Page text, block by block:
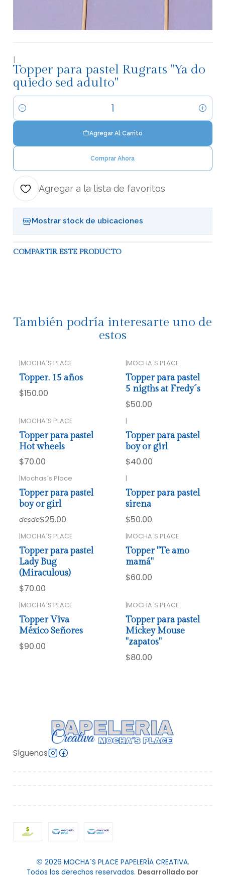
|
Topper para pastel Rugrats "Ya do
quiedo sed adulto"
Cantidad
Agregar Al Carrito
Comprar Ahora
Agregar a la lista de favoritos
Mostrar stock de ubicaciones
COMPARTIR ESTE PRODUCTO
También podría interesarte uno de
estos
|MOCHA´S PLACE
Topper. 15 años
$150.00
|MOCHA´S PLACE
Topper para pastel
5 nigths at Fredy´s
$50.00
|MOCHA´S PLACE
Topper para pastel
Hot wheels
$70.00
|
Topper para pastel
boy or girl
$40.00
Mochas´s Place
Topper para pastel
boy or girl
desde$25.00
Topper para pastel
sirena
$50.00
|MOCHA´S PLACE
Topper para pastel
Lady Bug
(Miraculous)
$70.00
|MOCHA´S PLACE
Topper "Te amo
mamá"
$60.00
|MOCHA´S PLACE
Topper Viva
México Señores
$90.00
|MOCHA´S PLACE
Topper para pastel
Mickey Mouse
"zapatos"
$80.00
Síguenos
2026 MOCHA´S PLACE PAPELERÍA CREATIVA.
Todos los derechos reservados. Desarrollado por